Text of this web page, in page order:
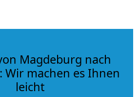
Magdeburg nach
Wir machen es Ihnen
leicht